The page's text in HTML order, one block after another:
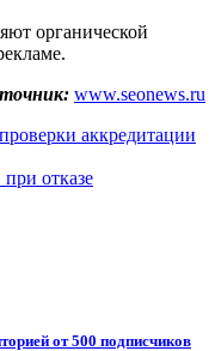
органической
www.seonews.ru
аккредитации
отказе
от 500 подписчиков